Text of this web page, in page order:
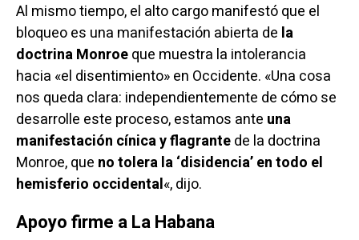
Al mismo tiempo, el alto cargomanifestóque el
bloqueo es una manifestación abierta de la
doctrina Monroeque muestra la intolerancia
hacia «el disentimiento» en Occidente. «Una cosa
nos queda clara: independientemente de cómo se
desarrolle este proceso, estamos ante una
manifestación cínica y flagrantede la doctrina
Monroe, que no tolera la ‘disidencia’ en todo el
hemisferio occidental«, dijo.
Apoyo firme a La Habana